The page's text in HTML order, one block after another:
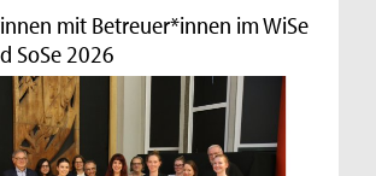
mit Betreuer*innen im WiSe
SoSe 2026